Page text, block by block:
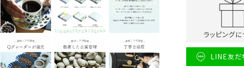
ラッピング
LINE友だ